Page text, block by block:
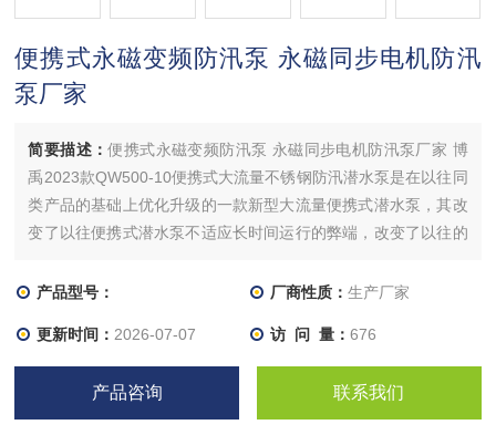
便携式永磁变频防汛泵 永磁同步电机防汛
泵厂家
简要描述：便携式永磁变频防汛泵 永磁同步电机防汛泵厂家 博
禹2023款QW500-10便携式大流量不锈钢防汛潜水泵是在以往同
类产品的基础上优化升级的一款新型大流量便携式潜水泵，其改
变了以往便携式潜水泵不适应长时间运行的弊端，改变了以往的
施工排水24小时不停机运行不容易损坏的优势。
产品型号： 厂商性质： 生产厂家
更新时间： 2026-07-07 访 问 量： 676
产品咨询 联系我们